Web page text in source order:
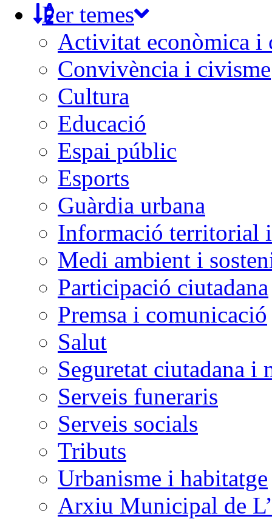
Per temes
Activitat econòmica i
Convivència i civisme
Cultura
Educació
Espai públic
Esports
Guàrdia urbana
Informació territorial
Medi ambient i
Participació ciutadana
Premsa i comunicació
Salut
Seguretat ciutadana i
Serveis funeraris
Serveis socials
Tributs
Urbanisme i habitatge
Arxiu Municipal de